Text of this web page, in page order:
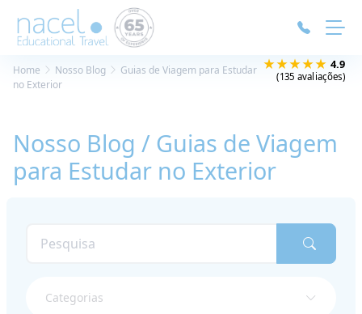
★★★★★ 4.9
(135 avaliações)
Home Nosso Blog
Guias de Viagem para Estudar
no Exterior
Nosso Blog / Guias de Viagem
para Estudar no Exterior
Categorias
Painel de Gerenciamento de Cookies